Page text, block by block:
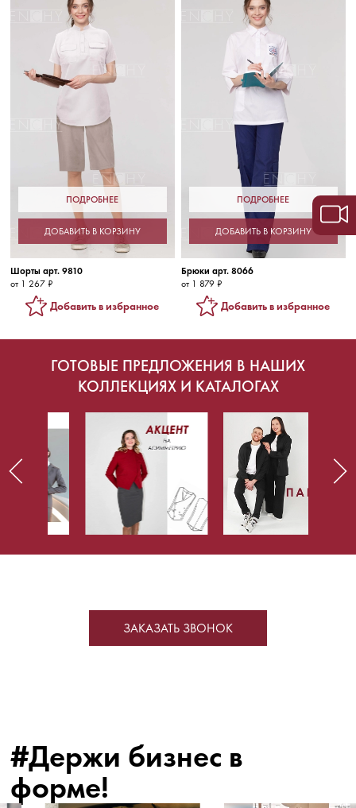
ПОДРОБНЕЕ
ДОБАВИТЬ В КОРЗИНУ
Шорты арт. 9810
от 1 267 ₽
Добавить в избранное
ПОДРОБНЕЕ
ДОБАВИТЬ В КОРЗИНУ
Брюки арт. 8066
от 1 879 ₽
Добавить в избранное
ГОТОВЫЕ ПРЕДЛОЖЕНИЯ В НАШИХ
КОЛЛЕКЦИЯХ И КАТАЛОГАХ
ЗАКАЗАТЬ ЗВОНОК
#Держи бизнес в
форме!